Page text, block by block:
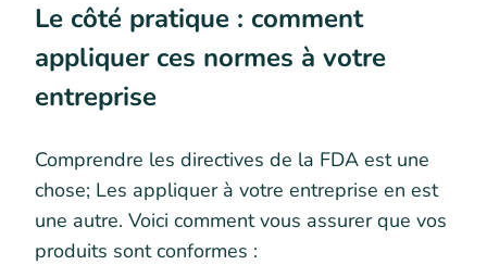
Le côté pratique : comment
appliquer ces normes à votre
entreprise
Comprendre les directives de la FDA est une
chose; Les appliquer à votre entreprise en est
une autre. Voici comment vous assurer que vos
produits sont conformes :